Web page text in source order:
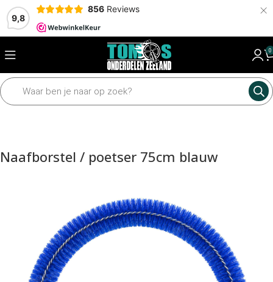
9,8
856 Reviews ×
0
Home Mechanisch Wielen en assen Assen en toebehoren
Naafborstel / poetser 75cm blauw